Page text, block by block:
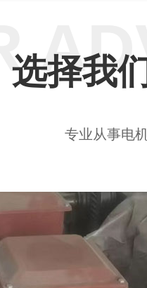
选择我
专业从事电